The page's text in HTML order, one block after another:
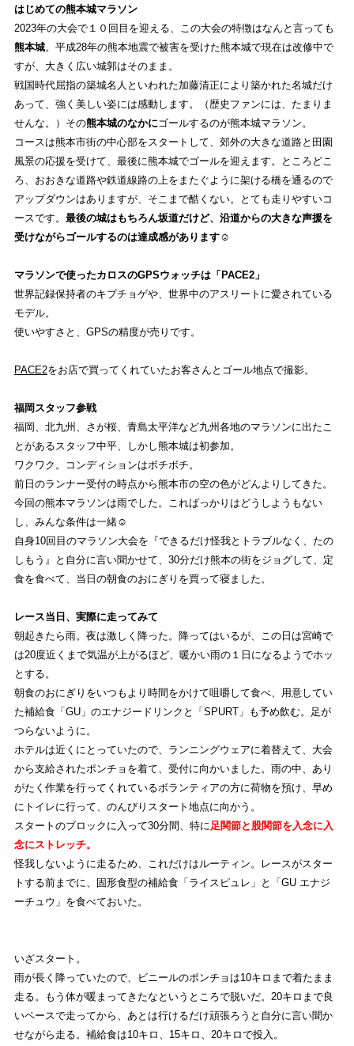
COLUMN
コラム
SHOP
店舗一覧
RECRUIT
採用
STRIDE LAB FUKUOKA
ストライトラボ福岡店
EVENT
ストライトラボ福岡店独自の最新
ストライトラボ福岡店独自の商品レビュー
STAFFBLOG
ストライトラボ福岡店のスタッフブログ
SHOP INFORMATION
ストライトラボ福岡店店舗情報
はじめての熊本城マラソン
2023年の大会で１０回目を迎える、この大会の特徴はなんと言っても
熊本城。平成28年の熊本地震で被害を受けた熊本城で現在は改修中で
すが、大きく広い城郭はそのまま。
戦国時代屈指の築城名人といわれた加藤清正により築かれた名城だけ
あって、強く美しい姿には感動します。（歴史ファンには、たまりま
せんな。）その熊本城のなかに ゴールするのが熊本城マラソン。
コースは熊本市街の中心部をスタートして、郊外の大きな道路と田園
風景の応援を受けて、最後に熊本城でゴールを迎えます。ところどこ
ろ、おおきな道路や鉄道線路の上をまたぐように架ける橋を通るので
アップダウンはありますが、そこまで酷くない。とても走りやすいコ
ースです。 最後の城はもちろん坂道だけど、沿道からの大きな声援を
受けながらゴールするのは達成感があります☺︎
マラソンで使ったカロスのGPSウォッチは「PACE2」
世界記録保持者のキプチョゲや、世界中のアスリートに愛されている
モデル。
使いやすさと、GPSの精度が売りです。
PACE2をお店で買ってくれていたお客さんとゴール地点で撮影。
福岡スタッフ参戦
福岡、北九州、さが桜、青島太平洋など九州各地のマラソンに出たこ
とがあるスタッフ中平、しかし熊本城は初参加。
ワクワク。コンディションはボチボチ。
前日のランナー受付の時点から熊本市の空の色がどんよりしてきた。
今回の熊本マラソンは雨でした。こればっかりはどうしようもない
し、みんな条件は一緒☺︎
自身10回目のマラソン大会を『できるだけ怪我とトラブルなく、たの
しもう』と自分に言い聞かせて、30分だけ熊本の街をジョグして、定
食を食べて、当日の朝食のおにぎりを買って寝ました。
レース当日、実際に走ってみて
朝起きたら雨。夜は激しく降った。降ってはいるが、この日は宮崎で
は20度近くまで気温が上がるほど、暖かい雨の１日になるようでホッ
とする。
朝食のおにぎりをいつもより時間をかけて咀嚼して食べ、用意してい
た補給食「GU」のエナジードリンクと「SPURT」も予め飲む。足が
つらないように。
ホテルは近くにとっていたので、ランニングウェアに着替えて、大会
から支給されたポンチョを着て、受付に向かいました。雨の中、あり
がたく作業を行ってくれているボランティアの方に荷物を預け、早め
にトイレに行って、のんびりスタート地点に向かう。
スタートのブロックに入って30分間、特に 足関節と股関節を入念に入
念にストレッチ。
怪我しないように走るため、これだけはルーティン。レースがスター
トする前までに、固形食型の補給食「ライスピュレ」と「GU エナジ
ーチュウ」を食べておいた。
いざスタート。
雨が長く降っていたので、ビニールのポンチョは10キロまで着たまま
走る。もう体が暖まってきたなというところで脱いだ。20キロまで良
いペースで走ってから、あとは行けるだけ頑張ろうと自分に言い聞か
せながら走る。補給食は10キロ、15キロ、20キロで投入。